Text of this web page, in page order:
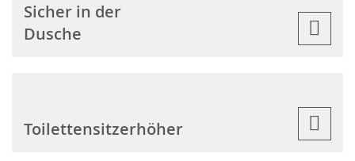
Sicher in der
Dusche
Toilettensitzerhöher